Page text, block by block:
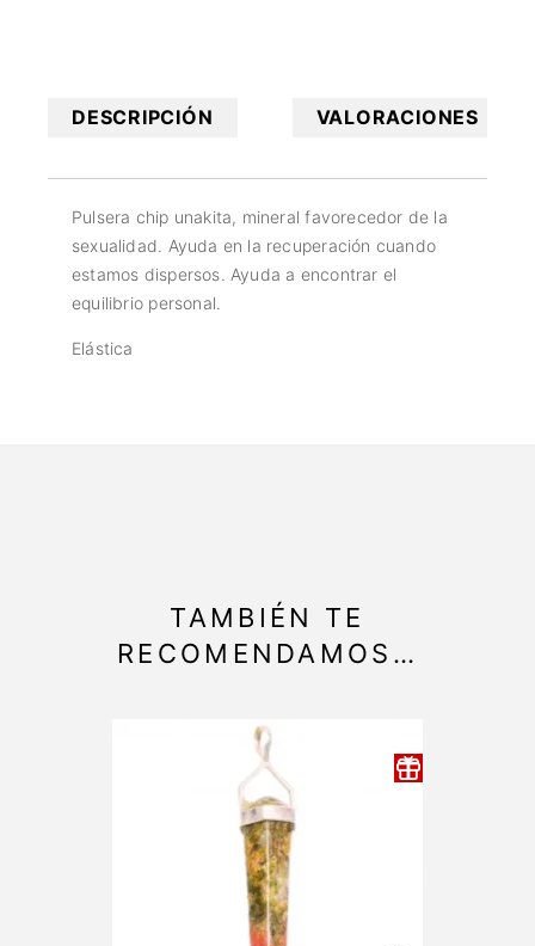
DESCRIPCIÓN VALORACIONES
Pulsera chip unakita, mineral favorecedor de la
sexualidad. Ayuda en la recuperación cuando
estamos dispersos. Ayuda a encontrar el
equilibrio personal.
Elástica
TAMBIÉN TE
RECOMENDAMOS…